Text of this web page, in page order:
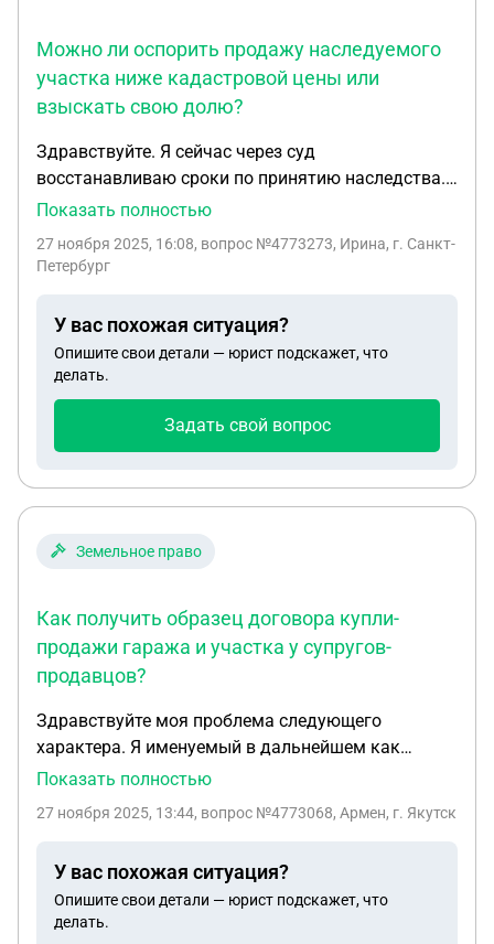
Можно ли оспорить продажу наследуемого
участка ниже кадастровой цены или
взыскать свою долю?
Здравствуйте. Я сейчас через суд
восстанавливаю сроки по принятию наследства.
Мне стало известно, что в наследство входит
продал по цене ниже кадастровой стоимости.
ответчика половину кадастровой стоимости
земельного участка?
Показать полностью
27 ноября 2025, 16:08, вопрос №4773273, Ирина, г. Санкт-
Петербург
У вас похожая ситуация?
Опишите свои детали — юрист подскажет, что
делать.
Задать свой вопрос
Земельное право
Как получить образец договора купли-
продажи гаража и участка у супругов-
продавцов?
Здравствуйте моя проблема следующего
характера. Я именуемый в дальнейшем как
"покупатель" хочу приобрести гараж и земельный
в дальнейшем как "продавец" (оба супруга
недвижимости). Столкнулись с проблемой по
составлению договора купли продажи, МФЦ три
раза отказались принимать договор купли
Показать полностью
27 ноября 2025, 13:44, вопрос №4773068, Армен, г. Якутск
У вас похожая ситуация?
Опишите свои детали — юрист подскажет, что
делать.